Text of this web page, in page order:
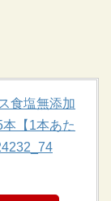
食塩無添加
【1本あた